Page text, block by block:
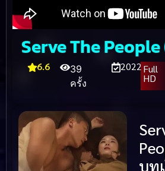
Serve The
6.6
39
ครั้ง
2022 Full
HD
บท